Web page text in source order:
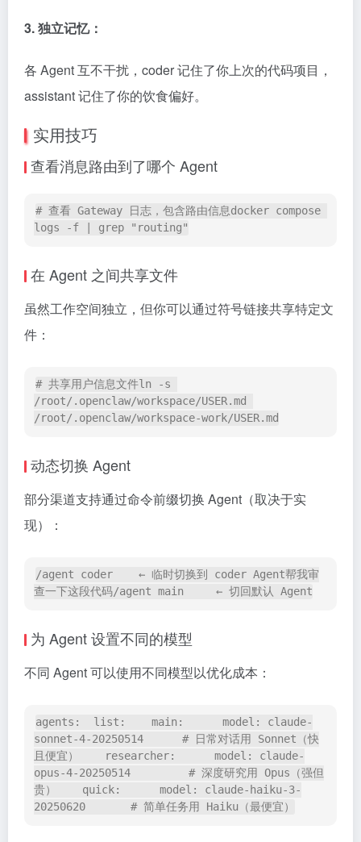
3. 独立记忆：
各 Agent 互不干扰，coder 记住了你上次的代码项目，
assistant 记住了你的饮食偏好。
实用技巧
查看消息路由到了哪个 Agent
# 查看 Gateway 日志，包含路由信息docker compose
logs -f | grep "routing"
在 Agent 之间共享文件
虽然工作空间独立，但你可以通过符号链接共享特定文
件：
# 共享用户信息文件ln -s
/root/.openclaw/workspace/USER.md
/root/.openclaw/workspace-work/USER.md
动态切换 Agent
部分渠道支持通过命令前缀切换 Agent（取决于实
现）：
/agent coder    ← 临时切换到 coder Agent帮我审
查一下这段代码/agent main     ← 切回默认 Agent
为 Agent 设置不同的模型
不同 Agent 可以使用不同模型以优化成本：
agents:  list:    main:      model: claude-
sonnet-4-20250514      # 日常对话用 Sonnet（快
且便宜）    researcher:      model: claude-
opus-4-20250514         # 深度研究用 Opus（强但
贵）    quick:      model: claude-haiku-3-
20250620       # 简单任务用 Haiku（最便宜）